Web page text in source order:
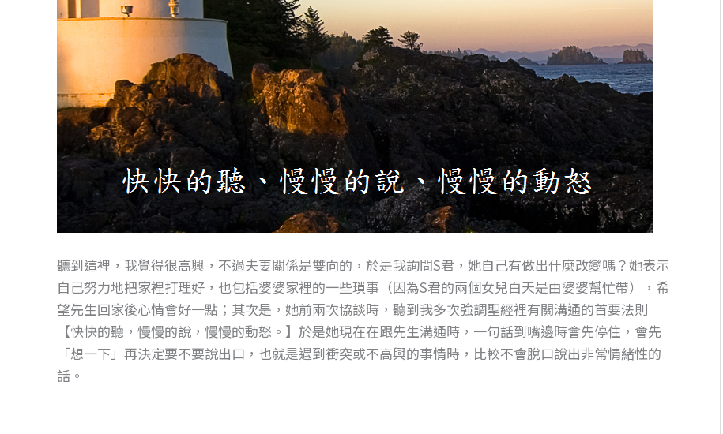
聽到這裡，我覺得很高興，不過夫妻關係是雙向的，於是我詢問S君，她自己有做出什麼改變嗎？她表示
自己努力地把家裡打理好，也包括婆婆家裡的一些瑣事（因為S君的兩個女兒白天是由婆婆幫忙帶），希
望先生回家後心情會好一點；其次是，她前兩次協談時，聽到我多次強調聖經裡有關溝通的首要法則
【快快的聽，慢慢的說，慢慢的動怒。】於是她現在在跟先生溝通時，一句話到嘴邊時會先停住，會先
「想一下」再決定要不要說出口，也就是遇到衝突或不高興的事情時，比較不會脫口說出非常情緒性的
話。